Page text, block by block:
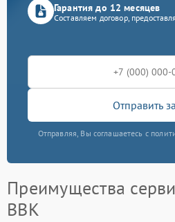
Гарантия до 12 месяцев
Составляем договор,
Отправить
Отправляя, Вы соглашаетесь с
Преимущества
BBK